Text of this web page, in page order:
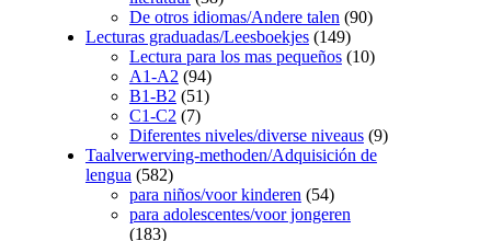
De otros idiomas/Andere talen (90)
Lecturas graduadas/Leesboekjes (149)
Lectura para los mas pequeños (10)
A1-A2 (94)
B1-B2 (51)
C1-C2 (7)
Diferentes niveles/diverse niveaus (9)
Taalverwerving-methoden/Adquisición de
lengua (582)
para niños/voor kinderen (54)
para adolescentes/voor jongeren
(183)